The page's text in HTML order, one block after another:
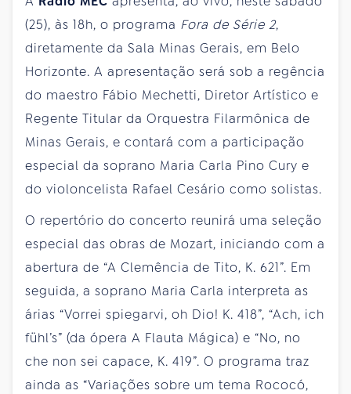
(25), às 18h, o programa Fora de Série 2,
diretamente da Sala Minas Gerais, em Belo
Horizonte. A apresentação será sob a regência
do maestro Fábio Mechetti, Diretor Artístico e
Regente Titular da Orquestra Filarmônica de
Minas Gerais, e contará com a participação
especial da soprano Maria Carla Pino Cury e
do violoncelista Rafael Cesário como solistas.
O repertório do concerto reunirá uma seleção
especial das obras de Mozart, iniciando com a
abertura de “A Clemência de Tito, K. 621”. Em
seguida, a soprano Maria Carla interpreta as
árias “Vorrei spiegarvi, oh Dio! K. 418”, “Ach, ich
fühl’s” (da ópera A Flauta Mágica) e “No, no
che non sei capace, K. 419”. O programa traz
ainda as “Variações sobre um tema Rococó,